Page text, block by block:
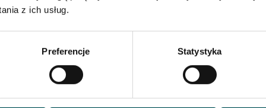
z ich usług.
Preferencje Statystyka
pomidorowym
Roladki z soli z musem pomidorowym Powrót do listy